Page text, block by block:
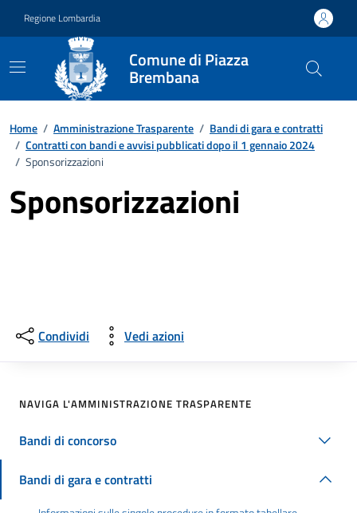
Regione Lombardia
Comune di Piazza
Brembana
Home / Amministrazione Trasparente / Bandi di gara e contratti
/ Contratti con bandi e avvisi pubblicati dopo il 1 gennaio 2024
/ Sponsorizzazioni
Sponsorizzazioni
Condividi Vedi azioni
NAVIGA L'AMMINISTRAZIONE TRASPARENTE
Bandi di concorso
Bandi di gara e contratti